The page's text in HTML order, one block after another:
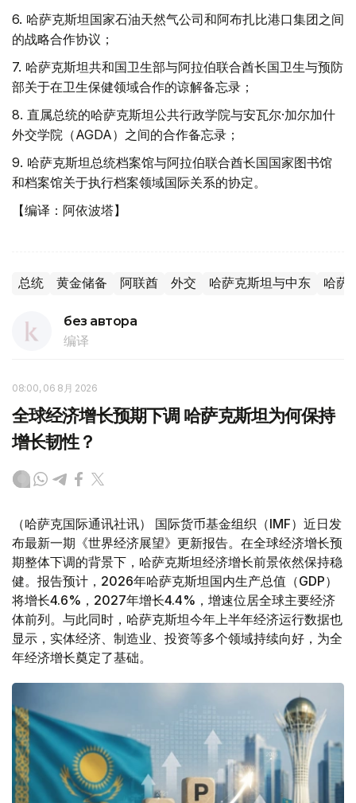
6. 哈萨克斯坦国家石油天然气公司和阿布扎比港口集团之间
的战略合作协议；
7. 哈萨克斯坦共和国卫生部与阿拉伯联合酋长国卫生与预防
部关于在卫生保健领域合作的谅解备忘录；
8. 直属总统的哈萨克斯坦公共行政学院与安瓦尔·加尔加什
外交学院（AGDA）之间的合作备忘录；
9. 哈萨克斯坦总统档案馆与阿拉伯联合酋长国国家图书馆
和档案馆关于执行档案领域国际关系的协定。
【编译：阿依波塔】
总统 黄金储备 阿联酋 外交 哈萨克斯坦与中东 哈萨
без автора
编译
08:00, 06 8月 2026
全球经济增长预期下调 哈萨克斯坦为何保持
增长韧性？
（哈萨克国际通讯社讯） 国际货币基金组织（IMF）近日发
布最新一期《世界经济展望》更新报告。在全球经济增长预
期整体下调的背景下，哈萨克斯坦经济增长前景依然保持稳
健。报告预计，2026年哈萨克斯坦国内生产总值（GDP）
将增长4.6%，2027年增长4.4%，增速位居全球主要经济
体前列。与此同时，哈萨克斯坦今年上半年经济运行数据也
显示，实体经济、制造业、投资等多个领域持续向好，为全
年经济增长奠定了基础。